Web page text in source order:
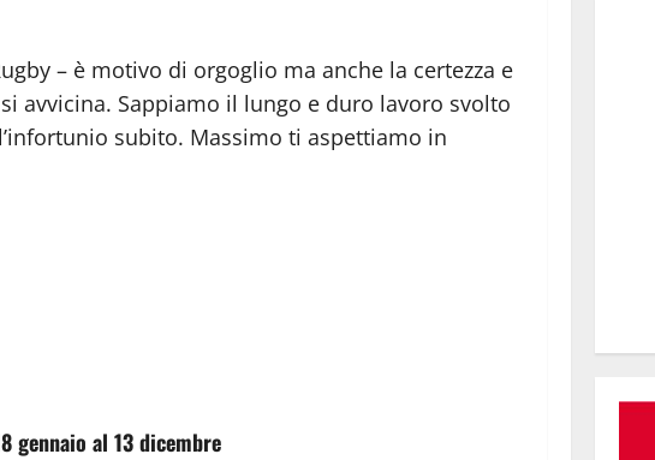
– è motivo di orgoglio ma anche la certezza e
avvicina. Sappiamo il lungo e duro lavoro svolto
subito. Massimo ti aspettiamo in
gennaio al 13 dicembre